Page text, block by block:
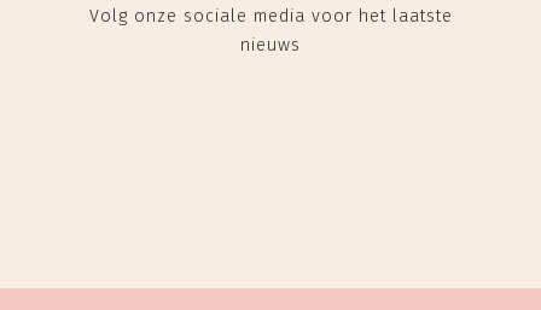
Volg onze sociale media voor het laatste
nieuws